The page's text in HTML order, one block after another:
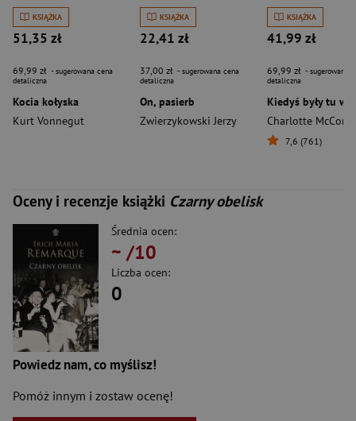
KSIĄŻKA
51,35 zł
69,99 zł - sugerowana cena
detaliczna
Kocia kołyska
Kurt Vonnegut
KSIĄŻKA
22,41 zł
37,00 zł - sugerowana cena
detaliczna
On, pasierb
Zwierzykowski Jerzy
KSIĄŻKA
41,99 zł
69,99 zł - sugerowana
detaliczna
Kiedyś były tu
Charlotte
7,6 (761)
Oceny i recenzje książki Czarny obelisk
Średnia ocen:
~ /10
Liczba ocen:
0
Powiedz nam, co myślisz!
Pomóż innym i zostaw ocenę!